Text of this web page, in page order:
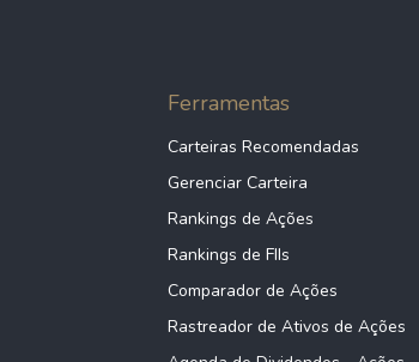
Ferramentas
Carteiras Recomendadas
Gerenciar Carteira
Rankings de Ações
Rankings de FIIs
Comparador de Ações
Rastreador de Ativos de Ações